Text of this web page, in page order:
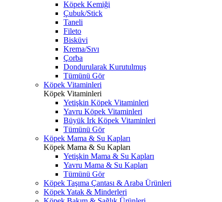
Köpek Kemiği
Çubuk/Stick
Taneli
Fileto
Bisküvi
Krema/Sıvı
Çorba
Dondurularak Kurutulmuş
Tümünü Gör
Köpek Vitaminleri
Köpek Vitaminleri
Yetişkin Köpek Vitaminleri
Yavru Köpek Vitaminleri
Büyük Irk Köpek Vitaminleri
Tümünü Gör
Köpek Mama & Su Kapları
Köpek Mama & Su Kapları
Yetişkin Mama & Su Kapları
Yavru Mama & Su Kapları
Tümünü Gör
Köpek Taşıma Çantası & Araba Ürünleri
Köpek Yatak & Minderleri